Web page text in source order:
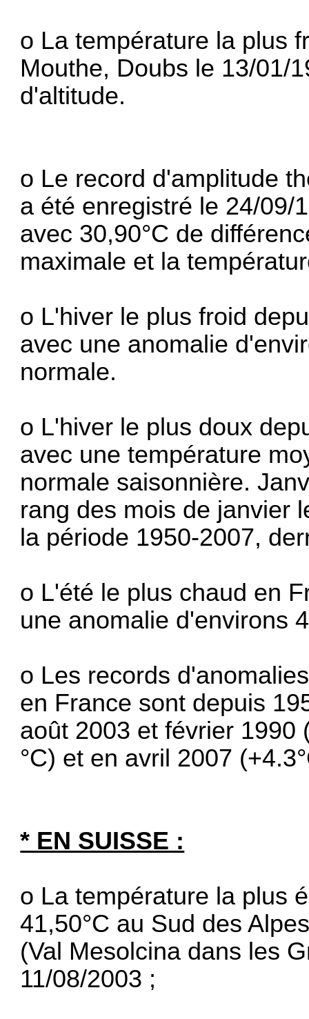
o La température la plus
Mouthe, Doubs le 13/01/
d'altitude.
o Le record d'amplitude
a été enregistré le 24/09/
avec 30,90°C de
maximale et la
o L'hiver le plus froid
avec une anomalie
normale.
o L'hiver le plus doux
avec une température
normale saisonnière.
rang des mois de janvier
la période 1950-2007,
o L'été le plus chaud en
une anomalie d'environs
o Les records
en France sont depuis
août 2003 et février 1990
°C) et en avril 2007
* EN SUISSE :
o La température la plus
41,50°C au Sud des
(Val Mesolcina dans les
11/08/2003 ;